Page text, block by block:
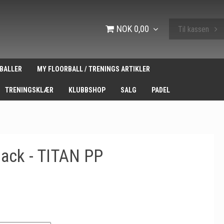
NOK 0,00 Til kassen
MY FLOORBALL / TRENINGS ARTIKLER
TRENINGSKLÆR KLUBBSHOP SALG PADEL
- TITAN PP